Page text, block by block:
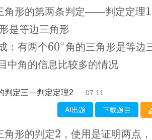
角形的第两条判定——判定定理 1
是等边三角形
：有两个60∘
角的三角形是等边
中角的信息比较多的情况
判定三—判定定理2 07:11
AI出题 下载题目
角形的判定2
，使用是证明两点